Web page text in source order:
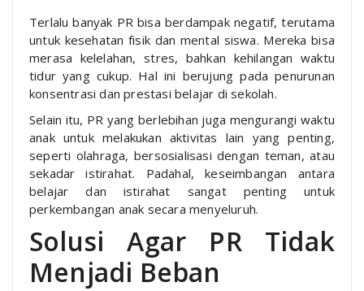
Terlalu banyak PR bisa berdampak negatif, terutama
untuk kesehatan fisik dan mental siswa. Mereka bisa
merasa kelelahan, stres, bahkan kehilangan waktu
tidur yang cukup. Hal ini berujung pada penurunan
konsentrasi dan prestasi belajar di sekolah.
Selain itu, PR yang berlebihan juga mengurangi waktu
anak untuk melakukan aktivitas lain yang penting,
seperti olahraga, bersosialisasi dengan teman, atau
sekadar istirahat. Padahal, keseimbangan antara
belajar dan istirahat sangat penting untuk
perkembangan anak secara menyeluruh.
Solusi Agar PR Tidak
Menjadi Beban